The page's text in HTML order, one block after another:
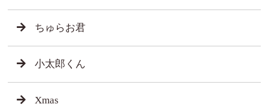
ちゅらお君
小太郎くん
Xmas